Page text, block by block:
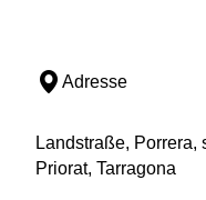
Adresse
Landstraße, Porrera,
Priorat, Tarragona